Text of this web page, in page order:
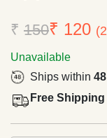
₹ 150₹ 120
Unavailable
Ships within
Free Shipping